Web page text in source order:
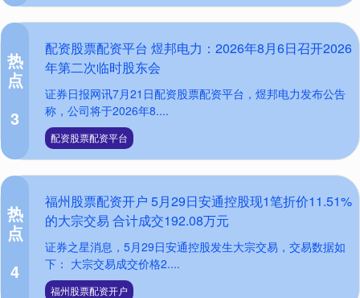
热
点
3
配资股票配资平台 煜邦电力：2026年8月6日召开2026
年第二次临时股东会
证券日报网讯7月21日配资股票配资平台，煜邦电力发布公告
称，公司将于2026年8....
配资股票配资平台
热
点
4
福州股票配资开户 5月29日安通控股现1笔折价11.51%
的大宗交易 合计成交192.08万元
证券之星消息，5月29日安通控股发生大宗交易，交易数据如
下： 大宗交易成交价格2....
福州股票配资开户